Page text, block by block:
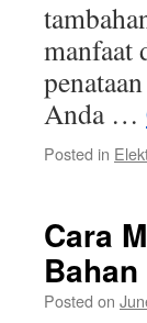
manfaat
Anda …
Posted in
Cara
Posted on